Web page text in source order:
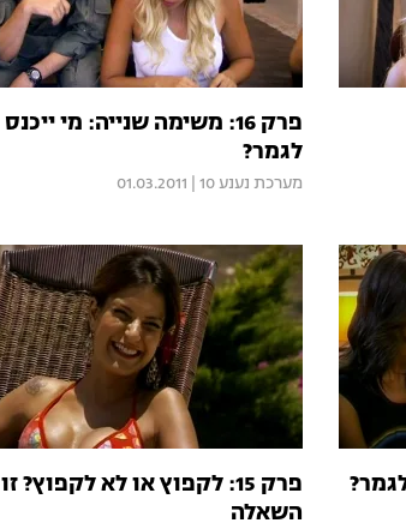
פרק 16: משימה שנייה: מי ייכנס
לגמר?
מערכת נענע 10 01.03.2011
פרק 15: לקפוץ או לא לקפוץ? זו
השאלה